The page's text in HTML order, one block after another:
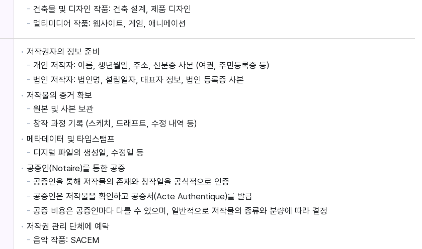
건축물 및 디자인 작품: 건축 설계, 제품 디자인
멀티미디어 작품: 웹사이트, 게임, 애니메이션
저작권자의 정보 준비
개인 저작자: 이름, 생년월일, 주소, 신분증 사본 (여권, 주민등록증 등)
법인 저작자: 법인명, 설립일자, 대표자 정보, 법인 등록증 사본
저작물의 증거 확보
원본 및 사본 보관
창작 과정 기록 (스케치, 드래프트, 수정 내역 등)
메타데이터 및 타임스탬프
디지털 파일의 생성일, 수정일 등
공증인(Notaire)를 통한 공증
공증인을 통해 저작물의 존재와 창작일을 공식적으로 인증
공증인은 저작물을 확인하고 공증서(Acte Authentique)를 발급
공증 비용은 공증인마다 다를 수 있으며, 일반적으로 저작물의 종류와 분량에 따라 결정
저작권 관리 단체에 예탁
음악 작품: SACEM